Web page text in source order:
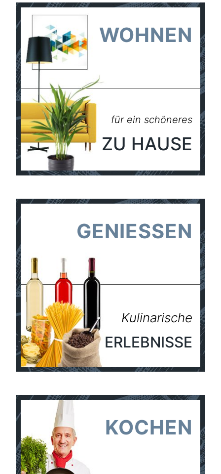
WOHNEN
für ein schöneres
ZU HAUSE
GENIESSEN
Kulinarische
ERLEBNISSE
KOCHEN